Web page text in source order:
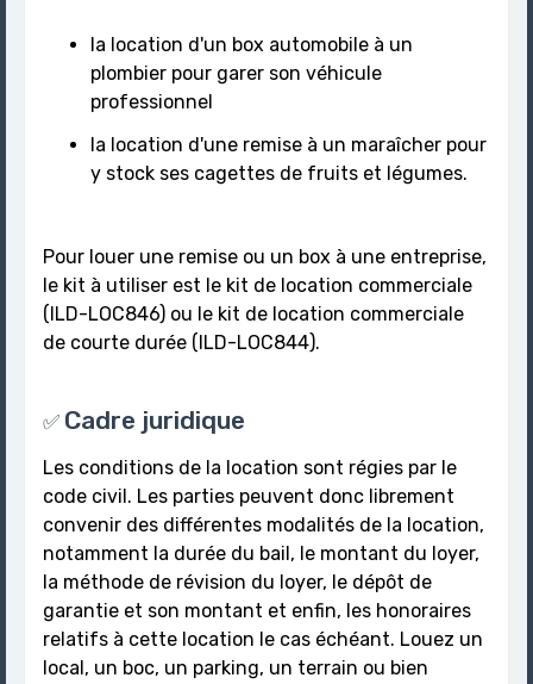
la location d'un box automobile à un
plombier pour garer son véhicule
professionnel
la location d'une remise à un maraîcher pour
y stock ses cagettes de fruits et légumes.
Pour louer une remise ou un box à une entreprise,
le kit à utiliser est le kit de location commerciale
(ILD-LOC846) ou le kit de location commerciale
de courte durée (ILD-LOC844).
✅ Cadre juridique
Les conditions de la location sont régies par le
code civil. Les parties peuvent donc librement
convenir des différentes modalités de la location,
notamment la durée du bail, le montant du loyer,
la méthode de révision du loyer, le dépôt de
garantie et son montant et enfin, les honoraires
relatifs à cette location le cas échéant. Louez un
local, un boc, un parking, un terrain ou bien